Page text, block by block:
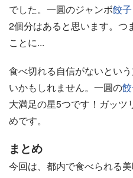
でした。一圓のジャンボ餃子
2個分はあると思います。つ
ことに...
食べ切れる自信がないとい
いかもしれません。一圓の
大満足の星5つです！ガッツ
めです。
まとめ
今回は、都内で食べられる